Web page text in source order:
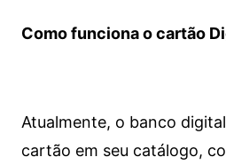
Como funciona o cartão
Atualmente, o banco
cartão em seu catálogo,